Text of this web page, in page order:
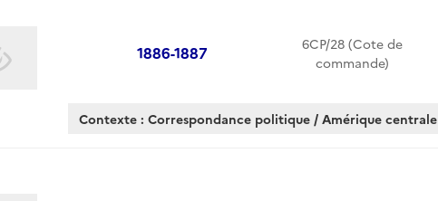
1886-1887
6CP/28 (Cote de
commande)
Contexte : Correspondance politique / Amérique centrale